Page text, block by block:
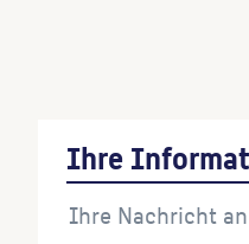
Ihre